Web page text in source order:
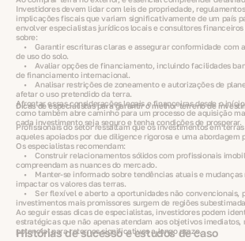
Investidores devem lidar com leis de propriedade,
implicações fiscais que variam significativamente de um país
envolver especialistas jurídicos locais e consultores
sobre:
• Garantir escrituras claras e assegurar conformidade com
de uso do solo.
• Avaliar opções de financiamento, incluindo facilidades
de financiamento internacional.
• Analisar restrições de zoneamento e autorizações de
afetar o uso pretendido da terra.
Afrontar essas considerações legais e financeiras desde o
como também abre caminho para um processo de aquisição
cada investimento seja seguro e tenha condições de prosperar.
Dicas de especialistas para garantir o melhor terreno de
Profissionais do setor ressaltam que os investimentos em
aqueles apoiados por due diligence rigorosa e uma abordagem
Os especialistas recomendam:
• Construir relacionamentos sólidos com profissionais
compreendam as nuances do mercado.
• Manter-se informado sobre tendências atuais e mudanças
impactar os valores das terras.
• Ser flexível e aberto a oportunidades não convencionais,
investimentos mais promissores surgem de regiões
Ao seguir essas dicas de especialistas, investidores podem
estratégicas que não apenas atendam aos objetivos imediatos,
potencial para retornos significativos a longo prazo.
Histórias de sucesso e estudos de caso